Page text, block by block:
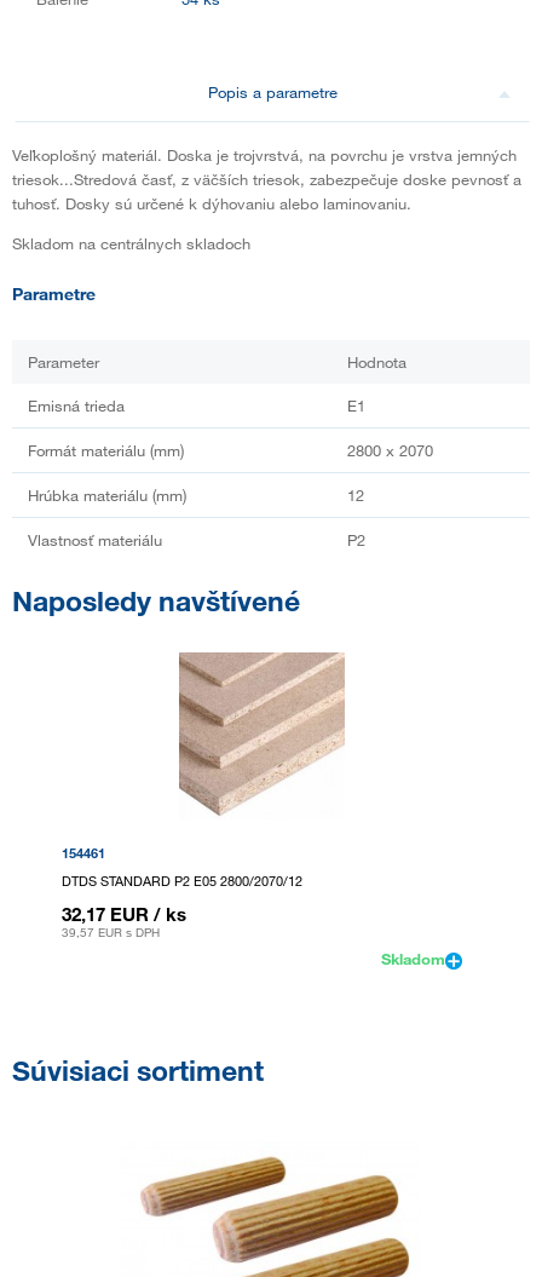
Popis a parametre
Veľkoplošný materiál. Doska je trojvrstvá, na povrchu je vrstva jemných
triesok...Stredová časť, z väčších triesok, zabezpečuje doske pevnosť a
tuhosť. Dosky sú určené k dýhovaniu alebo laminovaniu.
Skladom na centrálnych skladoch
Parametre
Parameter Hodnota
Emisná trieda E1
Formát materiálu (mm) 2800 x 2070
Hrúbka materiálu (mm) 12
Vlastnosť materiálu P2
Naposledy navštívené
154461
DTDS STANDARD P2 E05 2800/2070/12
32,17 EUR / ks
39,57 EUR s DPH
Skladom
Súvisiaci sortiment